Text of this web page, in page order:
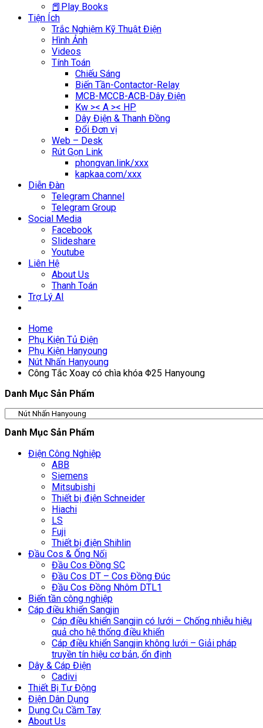
📕Play Books
Tiện Ích
Trắc Nghiệm Kỹ Thuật Điện
Hình Ảnh
Videos
Tính Toán
Chiếu Sáng
Biến Tần-Contactor-Relay
MCB-MCCB-ACB-Dây Điện
Kw >< A >< HP
Dây Điện & Thanh Đồng
Đổi Đơn vị
Web – Desk
Rút Gọn Link
phongvan.link/xxx
kapkaa.com/xxx
Diễn Đàn
Telegram Channel
Telegram Group
Social Media
Facebook
Slideshare
Youtube
Liên Hệ
About Us
Thanh Toán
Trợ Lý AI
Home
Phụ Kiện Tủ Điện
Phụ Kiện Hanyoung
Nút Nhấn Hanyoung
Công Tắc Xoay có chìa khóa Φ25 Hanyoung
Danh Mục Sản Phẩm
Danh Mục Sản Phẩm
Điện Công Nghiệp
ABB
Siemens
Mitsubishi
Thiết bị điện Schneider
Hiachi
LS
Fuji
Thiết bị điện Shihlin
Đầu Cos & Ống Nối
Đầu Cos Đồng SC
Đầu Cos DT – Cos Đồng Đúc
Đầu Cos Đồng Nhôm DTL1
Biến tần công nghiệp
Cáp điều khiển Sangjin
Cáp điều khiển Sangjin có lưới – Chống nhiễu hiệu
quả cho hệ thống điều khiển
Cáp điều khiển Sangjin không lưới – Giải pháp
truyền tín hiệu cơ bản, ổn định
Dây & Cáp Điện
Cadivi
Thiết Bị Tự Động
Điện Dân Dụng
Dụng Cụ Cầm Tay
About Us